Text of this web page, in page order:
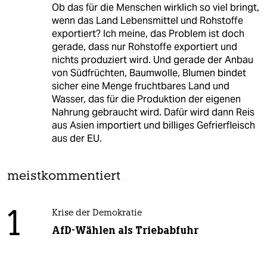
Ob das für die Menschen wirklich so viel bringt,
wenn das Land Lebensmittel und Rohstoffe
exportiert? Ich meine, das Problem ist doch
gerade, dass nur Rohstoffe exportiert und
nichts produziert wird. Und gerade der Anbau
von Südfrüchten, Baumwolle, Blumen bindet
sicher eine Menge fruchtbares Land und
Wasser, das für die Produktion der eigenen
Nahrung gebraucht wird. Dafür wird dann Reis
aus Asien importiert und billiges Gefrierfleisch
aus der EU.
meistkommentiert
1 Krise der Demokratie
AfD-Wählen als Triebabfuhr